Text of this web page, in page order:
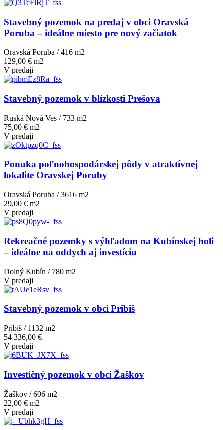
Stavebný pozemok na predaj v obci Oravská
Poruba – ideálne miesto pre nový začiatok
Oravská Poruba / 416 m2
129,00 € m2
V predaji
Stavebný pozemok v blízkosti Prešova
Ruská Nová Ves / 733 m2
75,00 € m2
V predaji
Ponuka poľnohospodárskej pôdy v atraktívnej
lokalite Oravskej Poruby
Oravská Poruba / 3616 m2
29,00 € m2
V predaji
Rekreačné pozemky s výhľadom na Kubínskej holi
– ideálne na oddych aj investíciu
Dolný Kubín / 780 m2
V predaji
Stavebný pozemok v obci Pribiš
Pribiš / 1132 m2
54 336,00 €
V predaji
Investičný pozemok v obci Žaškov
Žaškov / 606 m2
22,00 € m2
V predaji